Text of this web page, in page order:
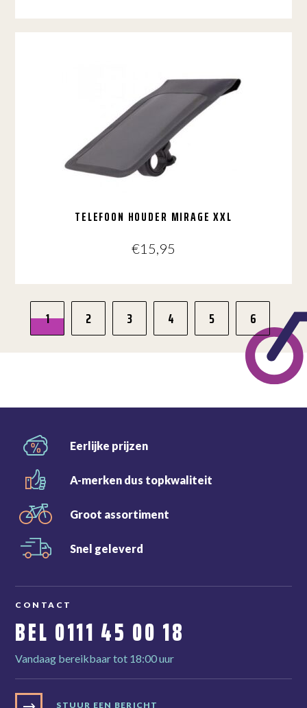
TELEFOON HOUDER MIRAGE XXL
€15,95
1 2 3 4 5 6
Eerlijke prijzen
A-merken dus topkwaliteit
Groot assortiment
Snel geleverd
CONTACT
BEL 0111 45 00 18
Vandaag bereikbaar tot 18:00 uur
STUUR EEN BERICHT